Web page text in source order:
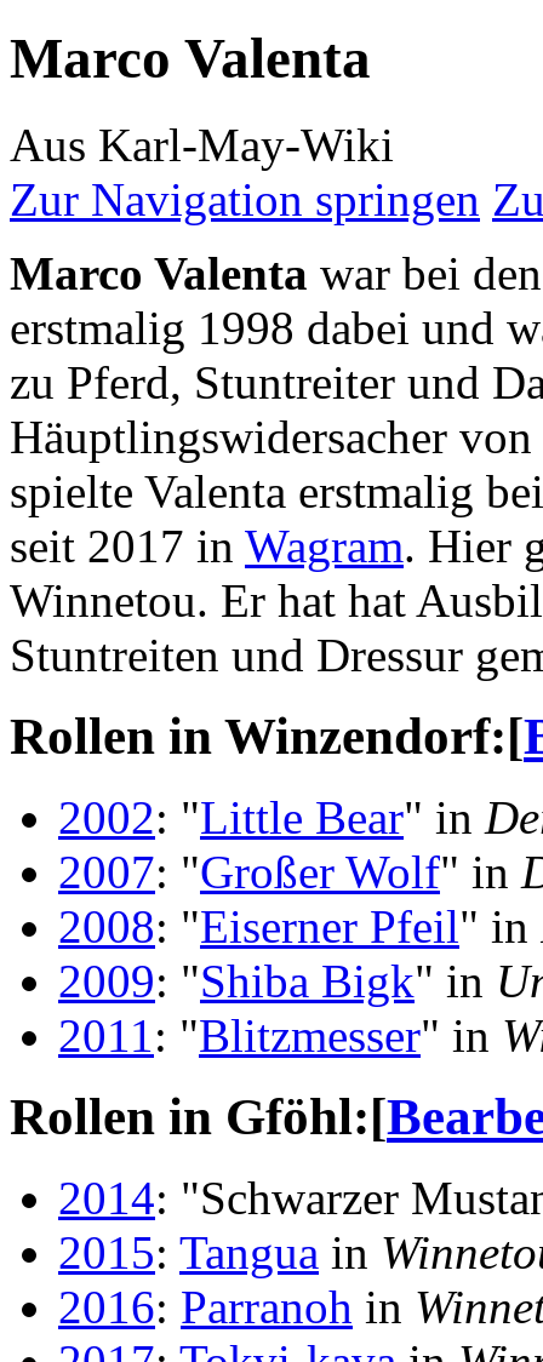
Marco Valenta
Aus Karl-May-Wiki
Zur Navigation springen
Marco Valenta war bei
erstmalig 1998 dabei und
zu Pferd, Stuntreiter und
Häuptlingswidersacher
spielte Valenta erstmalig
seit 2017 in Wagram. Hier
Winnetou. Er hat hat
Stuntreiten und Dressur
Rollen in Winzendorf:[
2002: "Little Bear" in
2007: "Großer Wolf" in
2008: "Eiserner Pfeil" in
2009: "Shiba Bigk" in
2011: "Blitzmesser" in
Rollen in Gföhl:[
2014: "Schwarzer
2015: Tangua in
2016: Parranoh in